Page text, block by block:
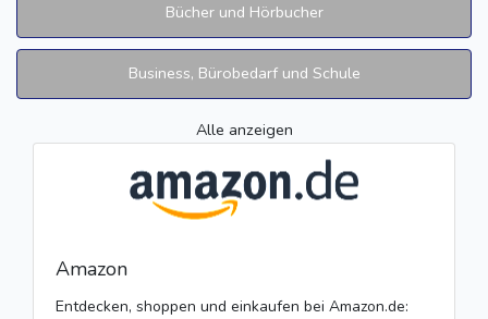
Bücher und Hörbucher
Business, Bürobedarf und Schule
Alle anzeigen
Amazon
Entdecken, shoppen und einkaufen bei Amazon.de: